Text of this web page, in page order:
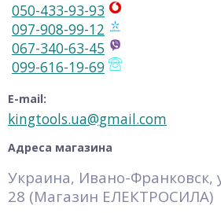
050-433-93-93
097-908-99-12
067-340-63-45
099-616-19-69
E-mail:
kingtools.ua@gmail.com
Адреса магазина
Украина, Ивано-Франковск,
28 (Магазин ЕЛЕКТРОСИЛА)